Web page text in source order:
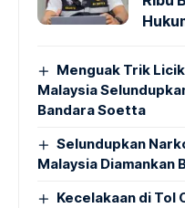
Menguak Trik
Malaysia
Bandara Soetta
Selundupkan
Malaysia Diamankan
Kecelakaan di Tol